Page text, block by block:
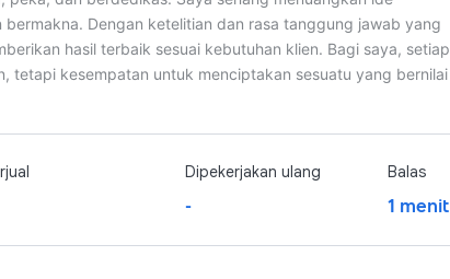
Dengan ketelitian dan rasa tanggung jawab yang
hasil terbaik sesuai kebutuhan klien. Bagi saya, setiap
tetapi kesempatan untuk menciptakan sesuatu yang bernilai
Dipekerjakan ulang
-
Balas
1 menit